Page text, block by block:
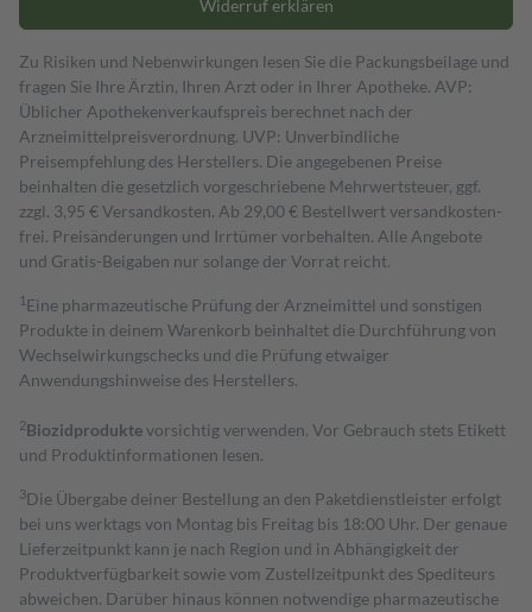
Widerruf erklären
Zu Risiken und Nebenwirkungen lesen Sie die Packungsbeilage und
fragen Sie Ihre Ärztin, Ihren Arzt oder in Ihrer Apotheke. AVP:
Üblicher Apothekenverkaufspreis berechnet nach der
Arzneimittelpreisverordnung. UVP: Unverbindliche
Preisempfehlung des Herstellers. Die angegebenen Preise
beinhalten die gesetzlich vorgeschriebene Mehrwertsteuer, ggf.
zzgl. 3,95 € Versandkosten. Ab 29,00 € Bestell­wert versand­kosten­
frei. Preisänderungen und Irrtümer vorbehalten. Alle Angebote
und Gratis-Beigaben nur solange der Vorrat reicht.
1 Eine pharmazeutische Prüfung der Arzneimittel und sonstigen
Produkte in deinem Warenkorb beinhaltet die Durchführung von
Wechselwirkungschecks und die Prüfung etwaiger
Anwendungshinweise des Herstellers.
2Biozidproduktevorsichtig verwenden. Vor Gebrauch stets Etikett
und Produktinformationen lesen.
3Die Übergabe deiner Bestellung an den Paketdienstleister erfolgt
bei uns werktags von Montag bis Freitag bis 18:00 Uhr. Der genaue
Lieferzeitpunkt kann je nach Region und in Abhängigkeit der
Produktverfügbarkeit sowie vom Zustellzeitpunkt des Spediteurs
abweichen. Darüber hinaus können notwendige pharmazeutische